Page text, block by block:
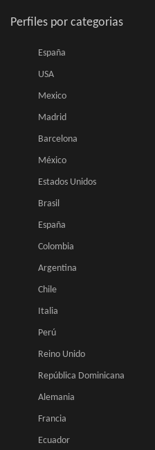
Perfiles por categorias
España
USA
Mexico
Madrid
Barcelona
México
Estados Unidos
Brasil
España
Colombia
Argentina
Chile
Italia
Perú
Reino Unido
República Dominicana
Alemania
Francia
Ecuador